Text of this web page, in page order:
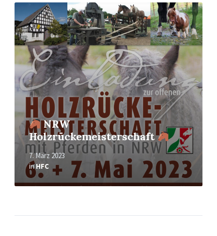
NRW
Holzrückemeisterschaft
7. März 2023
inHFC
Mehr
erfahren